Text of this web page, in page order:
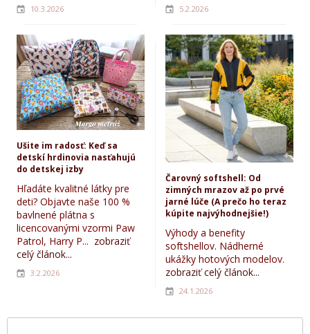
10.3.2026 5.2.2026
Ušite im radosť: Keď sa
detskí hrdinovia nasťahujú
do detskej izby
Hľadáte kvalitné látky pre
deti? Objavte naše 100 %
bavlnené plátna s
licencovanými vzormi Paw
Patrol, Harry P... zobraziť
celý článok...
3.2.2026
Čarovný softshell: Od
zimných mrazov až po prvé
jarné lúče (A prečo ho teraz
kúpite najvýhodnejšie!)
Výhody a benefity
softshellov. Nádherné
ukážky hotových modelov.
zobraziť celý článok...
24.1.2026